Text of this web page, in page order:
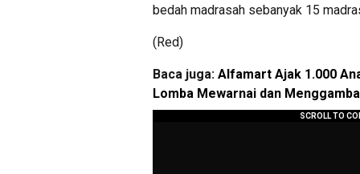
bedah madrasah sebanyak 15
(Red)
Baca juga: Alfamart Ajak 1.000
Lomba Mewarnai dan